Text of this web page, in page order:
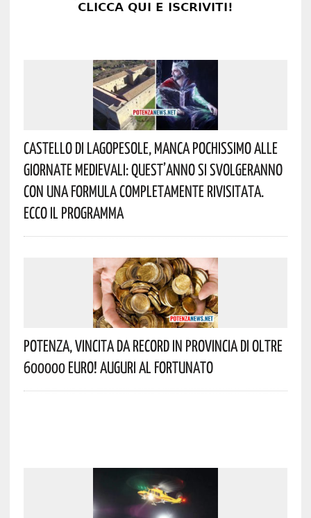
Castello Di Lagopesole, Manca Pochissimo Alle
Giornate Medievali: Quest’anno Si Svolgeranno
Con Una Formula Completamente Rivisitata.
Ecco Il Programma
Potenza, Vincita Da Record In Provincia Di Oltre
600000 Euro! Auguri Al Fortunato